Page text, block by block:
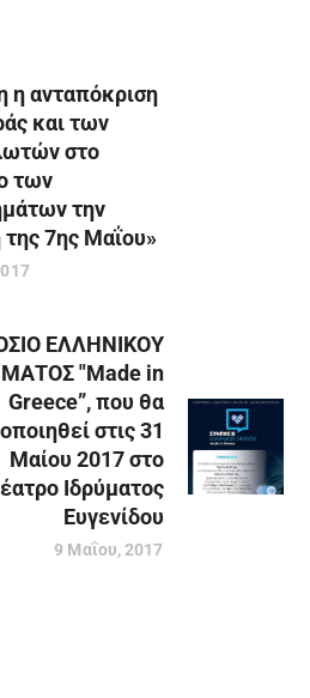
η ανταπόκριση
και των
στο
των
την
της 7ης Μαΐου»
ΕΛΛΗΝΙΚΟΥ
"Made in
Greece”, που θα
στις 31
Μαίου 2017 στο
Ιδρύματος
Ευγενίδου
9 Μαΐου, 2017